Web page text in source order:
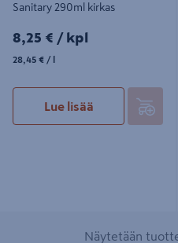
Sanitary 290ml kirkas
8,25€/kpl
8,25 € / kpl
28,45 € / l
Lue lisää
Näytetään